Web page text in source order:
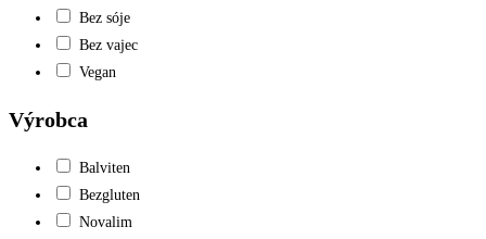
Bez sóje
Bez vajec
Vegan
Výrobca
Balviten
Bezgluten
Novalim